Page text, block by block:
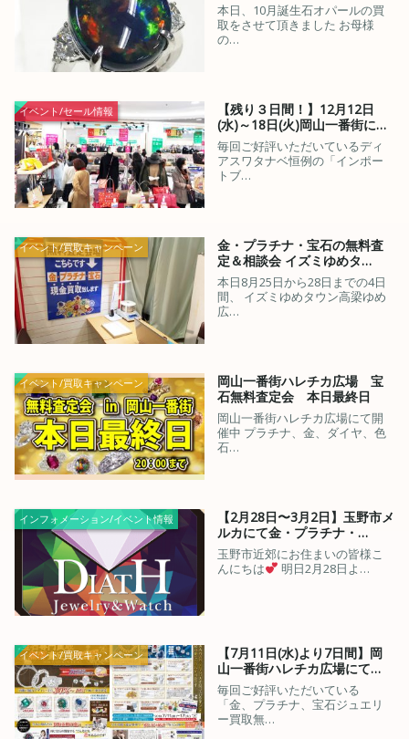
本日、10月誕生石オパールの買
取をさせて頂きました お母様
の…
イベント/セール情報
【残り３日間！】12月12日
(水)～18日(火)岡山一番街に…
毎回ご好評いただいているディ
アスワタナベ恒例の「インポー
トブ…
イベント/買取キャンペーン
金・プラチナ・宝石の無料査
定＆相談会 イズミゆめタ…
本日8月25日から28日までの4日
間、 イズミゆめタウン高梁ゆめ
広…
イベント/買取キャンペーン
岡山一番街ハレチカ広場 宝
石無料査定会 本日最終日
岡山一番街ハレチカ広場にて開
催中 プラチナ、金、ダイヤ、色
石…
インフォメーション/イベント情報
【2月28日〜3月2日】玉野市メ
ルカにて金・プラチナ・…
玉野市近郊にお住まいの皆様こ
んにちは
明日2月28日よ…
イベント/買取キャンペーン
【7月11日(水)より7日間】岡
山一番街ハレチカ広場にて…
毎回ご好評いただいている
「金、プラチナ、宝石ジュエリ
ー買取無…